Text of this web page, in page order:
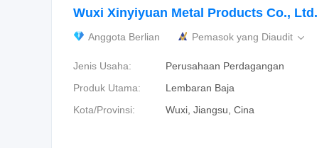
Wuxi Xinyiyuan Metal Products Co., Ltd.
Anggota Berlian Pemasok yang Diaudit 
Jenis Usaha:
Perusahaan Perdagangan
Produk Utama:
Lembaran Baja
Kota/Provinsi:
Wuxi, Jiangsu, Cina